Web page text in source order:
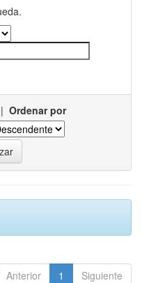
| Ordenar por
Anterior 1 Siguiente